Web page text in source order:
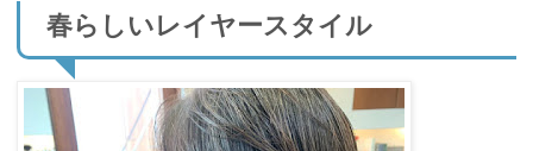
春らしいレイヤースタイル